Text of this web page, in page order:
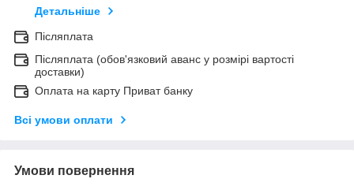
Детальніше
Післяплата
Післяплата (обов'язковий аванс у розмірі вартості
доставки)
Оплата на карту Приват банку
Всі умови оплати
Умови повернення